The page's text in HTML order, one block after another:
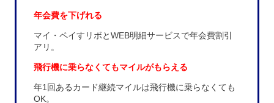
年会費を下げれる
マイ・ペイすリボとWEB明細サービスで年会費割引
アリ。
飛行機に乗らなくてもマイルがもらえる
年1回あるカード継続マイルは飛行機に乗らなくても
OK。